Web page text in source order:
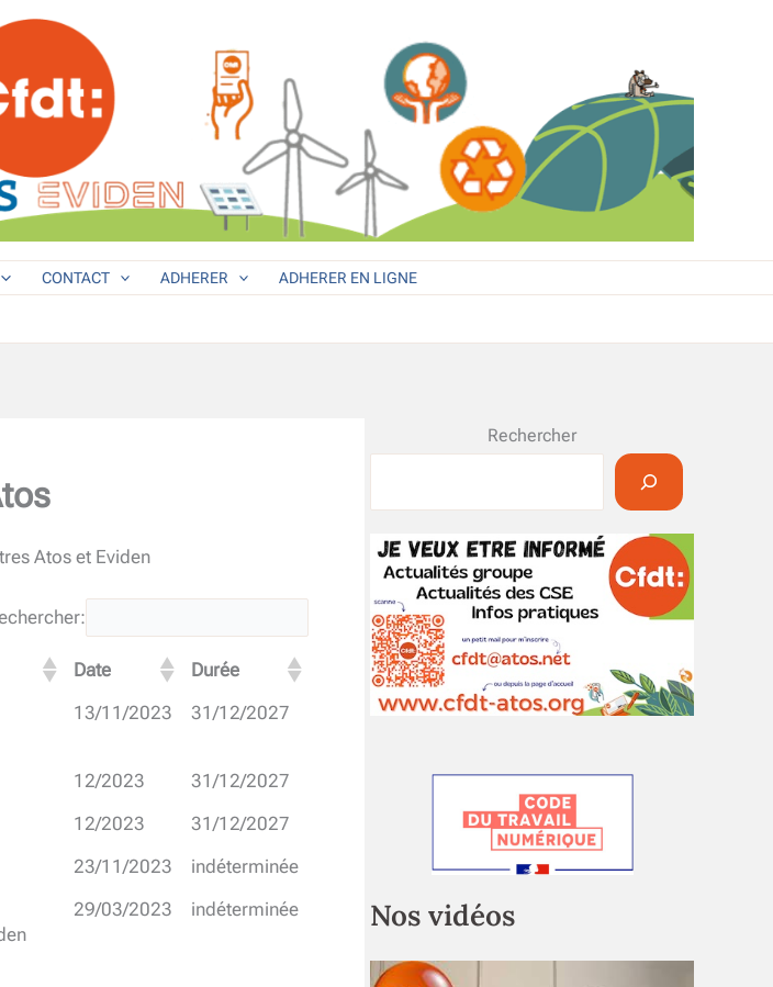
CONTACT ADHERER ADHERER EN LIGNE
Atos et Eviden
Date
Durée
13/11/2023 31/12/2027
12/2023
31/12/2027
12/2023
31/12/2027
23/11/2023
indéterminée
29/03/2023 indéterminée
Rechercher
Nos vidéos